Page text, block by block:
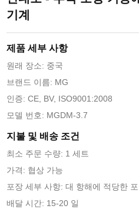
기계
제품 세부 사항
원래 장소: 중국
브랜드 이름: MG
인증: CE, BV, ISO9001:2008
모델 번호: MGDM-3.7
지불 및 배송 조건
최소 주문 수량: 1 세트
가격: 협상 가능
포장 세부 사항: 대 항해에 적당한
배달 시간: 15-20 일